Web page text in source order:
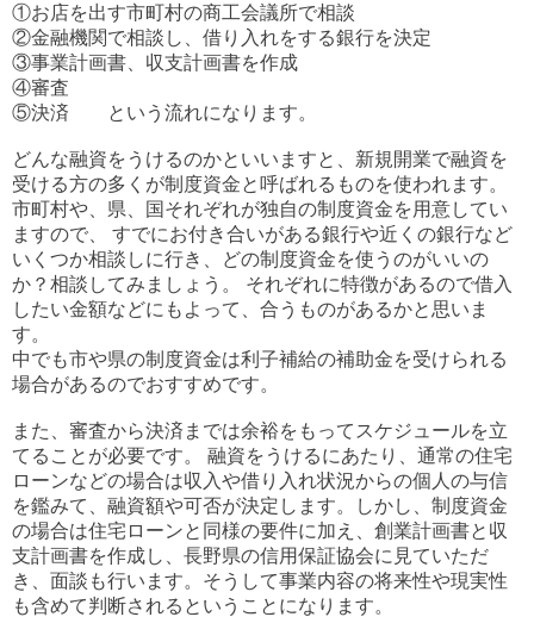
①お店を出す市町村の商工会議所で相談
②金融機関で相談し、借り入れをする銀行を決定
③事業計画書、収支計画書を作成
④審査
⑤決済 という流れになります。
どんな融資をうけるのかといいますと、新規開業で融資を
受ける方の多くが制度資金と呼ばれるものを使われます。
市町村や、県、国それぞれが独自の制度資金を用意してい
ますので、 すでにお付き合いがある銀行や近くの銀行など
いくつか相談しに行き、どの制度資金を使うのがいいの
か？相談してみましょう。 それぞれに特徴があるので借入
したい金額などにもよって、合うものがあるかと思いま
す。
中でも市や県の制度資金は利子補給の補助金を受けられる
場合があるのでおすすめです。
また、審査から決済までは余裕をもってスケジュールを立
てることが必要です。 融資をうけるにあたり、通常の住宅
ローンなどの場合は収入や借り入れ状況からの個人の与信
を鑑みて、融資額や可否が決定します。しかし、制度資金
の場合は住宅ローンと同様の要件に加え、創業計画書と収
支計画書を作成し、長野県の信用保証協会に見ていただ
き、面談も行います。そうして事業内容の将来性や現実性
も含めて判断されるということになります。